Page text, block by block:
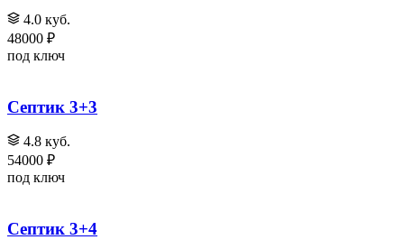
4.0 куб.
48000 ₽
под ключ
Септик 3+3
4.8 куб.
54000 ₽
под ключ
Септик 3+4